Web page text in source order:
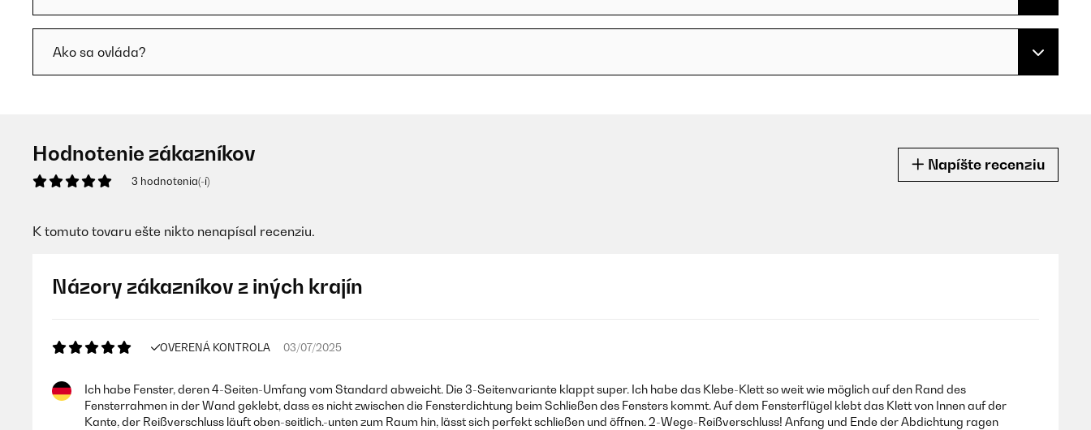
Ako sa ovláda?
Hodnotenie zákazníkov
3 hodnotenia(-í)
Napíšte recenziu
K tomuto tovaru ešte nikto nenapísal recenziu.
Názory zákazníkov z iných krajín
OVERENÁ KONTROLA 03/07/2025
Ich habe Fenster, deren 4-Seiten-Umfang vom Standard abweicht. Die 3-Seitenvariante klappt super. Ich habe das Klebe-Klett so weit wie möglich auf den Rand des
Fensterrahmen in der Wand geklebt, dass es nicht zwischen die Fensterdichtung beim Schließen des Fensters kommt. Auf dem Fensterflügel klebt das Klett von Innen auf der
Kante, der Reißverschluss läuft oben-seitlich.-unten zum Raum hin, lässt sich perfekt schließen und öffnen. 2-Wege-Reißverschluss! Anfang und Ende der Abdichtung ragen